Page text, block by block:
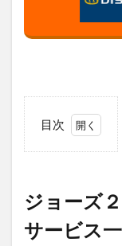
目次
ー
ズ
ジョーズ
サービス